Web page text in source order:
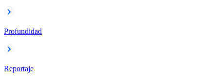
Profundidad
Reportaje